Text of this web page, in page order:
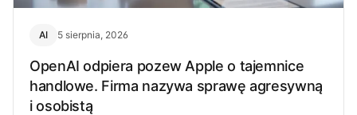
AI 5 sierpnia, 2026
OpenAI odpiera pozew Apple o tajemnice
handlowe. Firma nazywa sprawę agresywną
i osobistą